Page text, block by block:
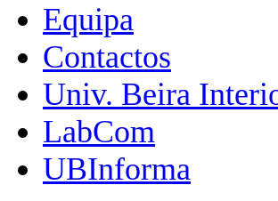
Equipa
Contactos
Univ. Beira
LabCom
UBInforma